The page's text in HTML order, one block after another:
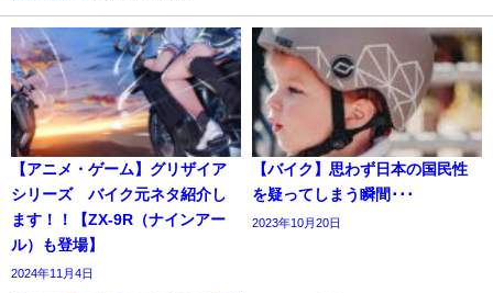
【アニメ・ゲーム】グリザイア
シリーズ バイク元ネタ紹介し
ます！！【ZX-9R（ナインアー
ル）も登場】
2024年11月4日
【バイク】思わず日本の国民性
を疑ってしまう瞬間･･･
2023年10月20日